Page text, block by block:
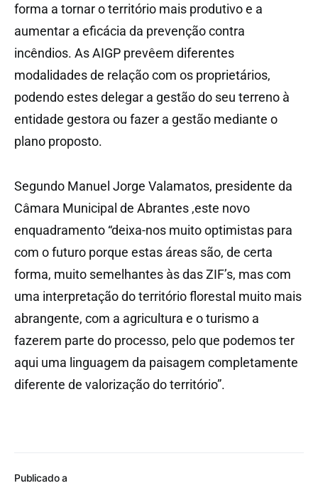
Publicado a
forma a tornar o território mais produtivo e a
aumentar a eficácia da prevenção contra
incêndios. As AIGP prevêem diferentes
modalidades de relação com os proprietários,
podendo estes delegar a gestão do seu terreno à
entidade gestora ou fazer a gestão mediante o
plano proposto.
Segundo Manuel Jorge Valamatos, presidente da
Câmara Municipal de Abrantes ,este novo
enquadramento “deixa-nos muito optimistas para
com o futuro porque estas áreas são, de certa
forma, muito semelhantes às das ZIF’s, mas com
uma interpretação do território florestal muito mais
abrangente, com a agricultura e o turismo a
fazerem parte do processo, pelo que podemos ter
aqui uma linguagem da paisagem completamente
diferente de valorização do território”.